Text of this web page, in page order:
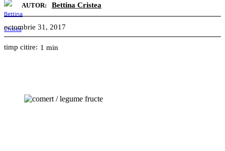
AUTOR: Bettina Cristea
octombrie 31, 2017
timp citire: 1 min